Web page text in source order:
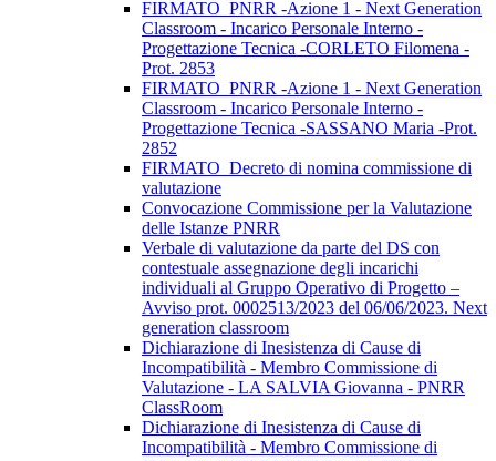
FIRMATO_PNRR -Azione 1 - Next Generation
Classroom - Incarico Personale Interno -
Progettazione Tecnica -CORLETO Filomena -
Prot. 2853
FIRMATO_PNRR -Azione 1 - Next Generation
Classroom - Incarico Personale Interno -
Progettazione Tecnica -SASSANO Maria -Prot.
2852
FIRMATO_Decreto di nomina commissione di
valutazione
Convocazione Commissione per la Valutazione
delle Istanze PNRR
Verbale di valutazione da parte del DS con
contestuale assegnazione degli incarichi
individuali al Gruppo Operativo di Progetto –
Avviso prot. 0002513/2023 del 06/06/2023. Next
generation classroom
Dichiarazione di Inesistenza di Cause di
Incompatibilità - Membro Commissione di
Valutazione - LA SALVIA Giovanna - PNRR
ClassRoom
Dichiarazione di Inesistenza di Cause di
Incompatibilità - Membro Commissione di